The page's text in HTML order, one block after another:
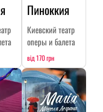
Пиноккия
Киевский театр
оперы и балета
від 170 грн